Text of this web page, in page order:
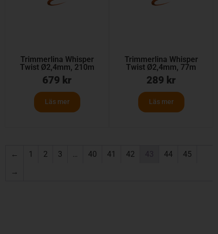
Trimmerlina Whisper
Twist Ø2,4mm, 210m
679 kr
Läs mer
Trimmerlina Whisper
Twist Ø2,4mm, 77m
289 kr
Läs mer
← 1 2 3 … 40 41 42 43 44
45
→